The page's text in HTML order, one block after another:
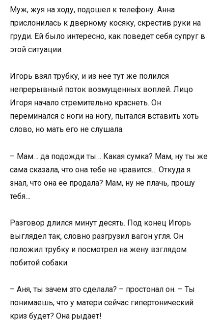
Муж, жуя на ходу, подошел к телефону. Анна
прислонилась к дверному косяку, скрестив руки на
груди. Ей было интересно, как поведет себя супруг в
этой ситуации.
Игорь взял трубку, и из нее тут же полился
непрерывный поток возмущенных воплей. Лицо
Игоря начало стремительно краснеть. Он
переминался с ноги на ногу, пытался вставить хоть
слово, но мать его не слушала.
– Мам… да подожди ты… Какая сумка? Мам, ну ты же
сама сказала, что она тебе не нравится… Откуда я
знал, что она ее продала? Мам, ну не плачь, прошу
тебя…
Разговор длился минут десять. Под конец Игорь
выглядел так, словно разгрузил вагон угля. Он
положил трубку и посмотрел на жену взглядом
побитой собаки.
– Аня, ты зачем это сделала? – простонал он. – Ты
понимаешь, что у матери сейчас гипертонический
криз будет? Она рыдает!